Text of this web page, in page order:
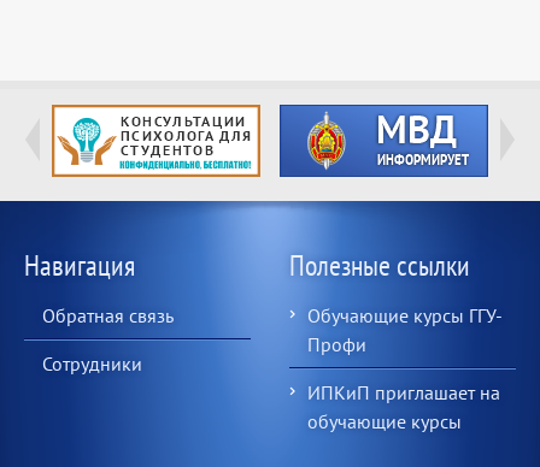
Навигация
Обратная связь
Сотрудники
Полезные ссылки
Обучающие курсы ГГУ-
Профи
ИПКиП приглашает на
обучающие курсы